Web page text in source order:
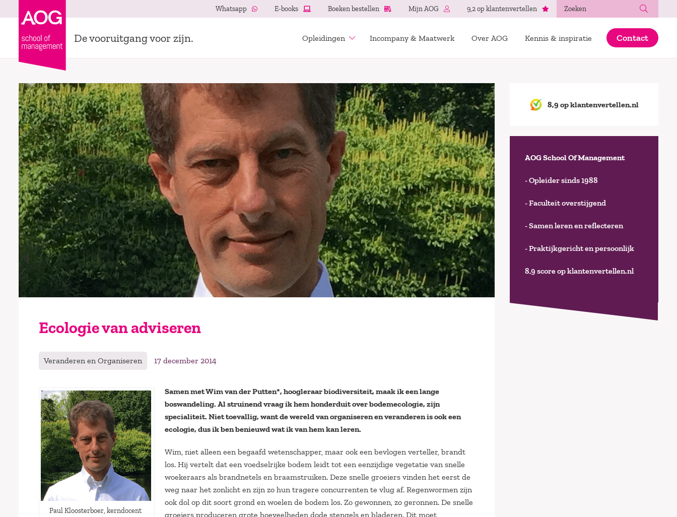
Whatsapp E-books Boeken bestellen Mijn AOG 9,2 op klantenvertellen
De vooruitgang voor zijn. Opleidingen Incompany & Maatwerk Over AOG Kennis & inspiratie Contact
Ecologie van adviseren
Veranderen en Organiseren 17 december 2014
Paul Kloosterboer, kerndocent
Samen met Wim van der Putten*, hoogleraar biodiversiteit, maak ik een lange
boswandeling. Al struinend vraag ik hem honderduit over bodemecologie, zijn
specialiteit. Niet toevallig, want de wereld van organiseren en veranderen is ook een
ecologie, dus ik ben benieuwd wat ik van hem kan leren.
Wim, niet alleen een begaafd wetenschapper, maar ook een bevlogen verteller, brandt
los. Hij vertelt dat een voedselrijke bodem leidt tot een eenzijdige vegetatie van snelle
woekeraars als brandnetels en braamstruiken. Deze snelle groeiers vinden het eerst de
weg naar het zonlicht en zijn zo hun tragere concurrenten te vlug af. Regenwormen zijn
ook dol op dit soort grond en woelen de bodem los. Zo gewonnen, zo geronnen. De snelle
groeiers produceren grote hoeveelheden dode stengels en bladeren. Dit moet
8,9 op klantenvertellen.nl
AOG School Of Management
- Opleider sinds 1988
- Faculteit overstijgend
- Samen leren en reflecteren
- Praktijkgericht en persoonlijk
8,9 score op klantenvertellen.nl